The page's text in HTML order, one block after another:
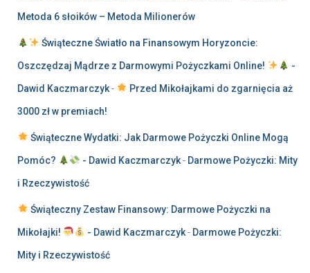
Metoda 6 słoików – Metoda Milionerów
Świąteczne Światło na Finansowym Horyzoncie:
Oszczędzaj Mądrze z Darmowymi Pożyczkami Online! -
Dawid Kaczmarczyk- Przed Mikołajkami do zgarnięcia aż
3000 zł w premiach!
Świąteczne Wydatki: Jak Darmowe Pożyczki Online Mogą
Pomóc? - Dawid Kaczmarczyk- Darmowe Pożyczki: Mity
i Rzeczywistość
Świąteczny Zestaw Finansowy: Darmowe Pożyczki na
Mikołajki! - Dawid Kaczmarczyk- Darmowe Pożyczki:
Mity i Rzeczywistość